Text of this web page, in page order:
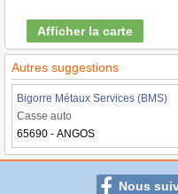
Afficher la carte
Autres suggestions
Bigorre Métaux Services (BMS)
Casse auto
65690 - ANGOS
Nous